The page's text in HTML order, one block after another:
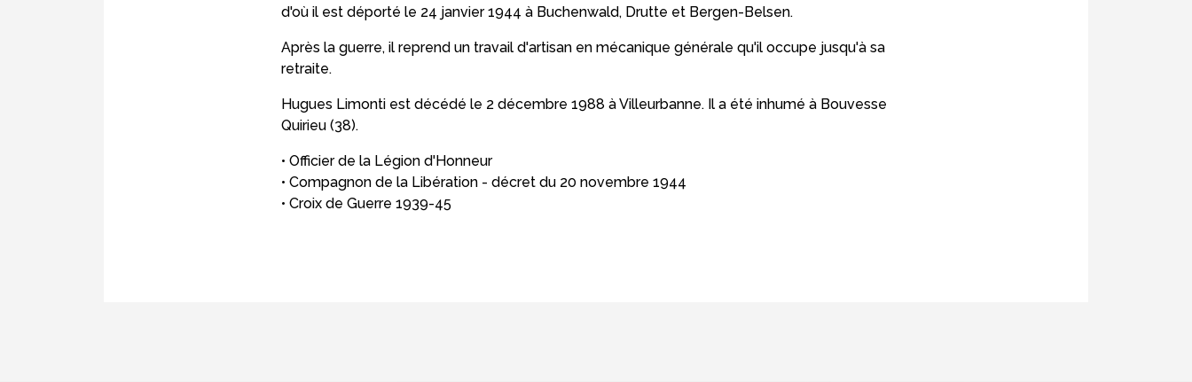
d'où il est déporté le 24 janvier 1944 à Buchenwald, Drutte et Bergen-Belsen.
Après la guerre, il reprend un travail d'artisan en mécanique générale qu'il occupe jusqu'à sa
retraite.
Hugues Limonti est décédé le 2 décembre 1988 à Villeurbanne. Il a été inhumé à Bouvesse
Quirieu (38).
• Officier de la Légion d'Honneur
• Compagnon de la Libération - décret du 20 novembre 1944
• Croix de Guerre 1939-45